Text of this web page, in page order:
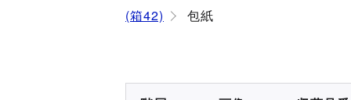
(箱42) 包紙